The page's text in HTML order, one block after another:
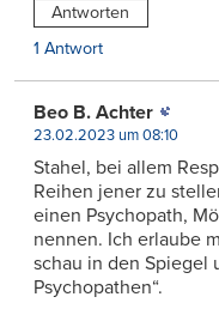
Antworten
1 Antwort
Beo B. Achter
23.02.2023 um 08:10
Stahel, bei allem
Reihen jener zu
einen Psychopath,
nennen. Ich erlaube
schau in den Spiegel
Psychopathen“.